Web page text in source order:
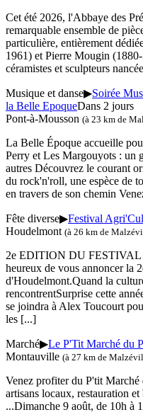
Cet été 2026, l'Abbaye des
remarquable ensemble de
particulière, entièrement
1961) et Pierre Mougin
céramistes et sculpteurs
Musique et danse▶Soirée
la Belle EpoqueDans 2 jours
Pont-à-Mousson (à 23 km de
La Belle Époque accueille
Perry et Les Margouyots : un
autres Découvrez le courant
du rock'n'roll, une espèce de
en travers de son chemin
Fête diverse▶Festival
Houdelmont (à 26 km de
2e EDITION DU
heureux de vous annoncer la
d'Houdelmont.Quand la
rencontrentSurprise cette
se joindra à Alex Toucourt
les [...]
Marché▶Le P'Tit Marché du
Montauville (à 27 km de
Venez profiter du P'tit
artisans locaux, restauration
...Dimanche 9 août, de 10h à